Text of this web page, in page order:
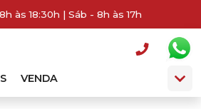
às 18:30h | Sáb - 8h às 17h
VENDA